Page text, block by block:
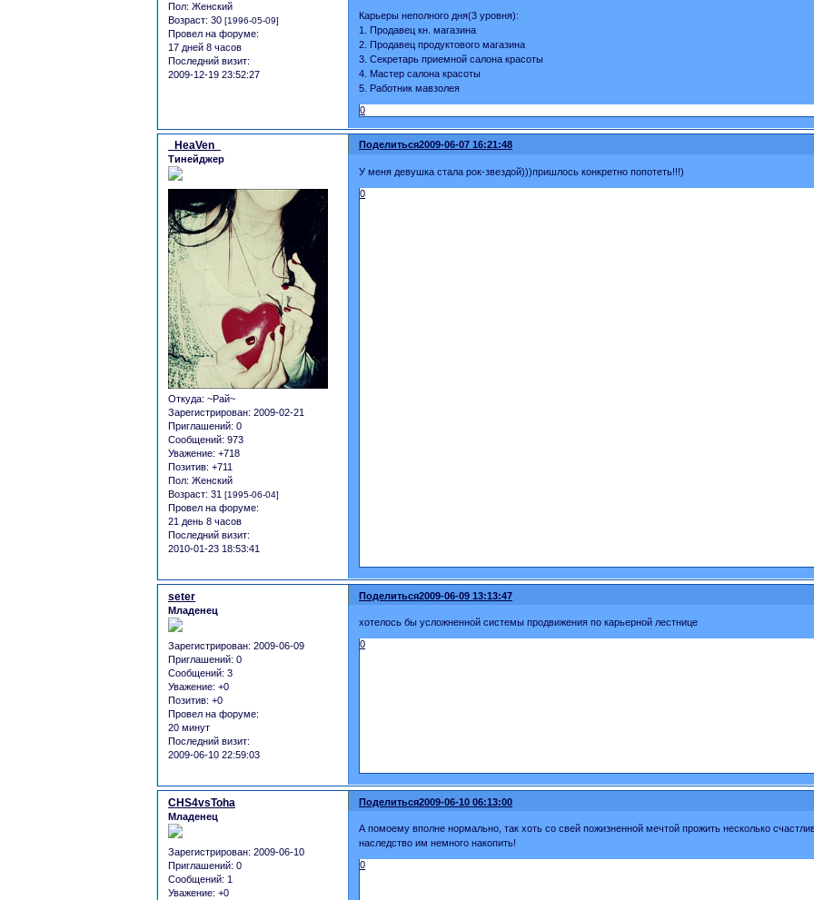
Пол: Женский
Возраст: 30 [1996-05-09]
Провел на форуме:
17 дней 8 часов
Последний визит:
2009-12-19 23:52:27
Карьеры неполного дня(3 уровня):
1. Продавец кн. магазина
2. Продавец продуктового магазина
3. Секретарь приемной салона красоты
4. Мастер салона красоты
5. Работник мавзолея
0
Поделиться2009-06-07 16:21:48
_HeaVen_
Тинейджер
Откуда: ~Рай~
Зарегистрирован: 2009-02-21
Приглашений: 0
Сообщений: 973
Уважение: +718
Позитив: +711
Пол: Женский
Возраст: 31 [1995-06-04]
Провел на форуме:
21 день 8 часов
Последний визит:
2010-01-23 18:53:41
У меня девушка стала рок-звездой)))пришлось конкретно попотеть!!!)
0
Поделиться2009-06-09 13:13:47
seter
Младенец
Зарегистрирован: 2009-06-09
Приглашений: 0
Сообщений: 3
Уважение: +0
Позитив: +0
Провел на форуме:
20 минут
Последний визит:
2009-06-10 22:59:03
хотелось бы усложненной системы продвижения по карьерной лестнице
0
Поделиться2009-06-10 06:13:00
CHS4vsToha
Младенец
Зарегистрирован: 2009-06-10
Приглашений: 0
Сообщений: 1
Уважение: +0
А помоему вполне нормально, так хоть со свей пожизненной мечтой прожить несколько
наследство им немного накопить!
0